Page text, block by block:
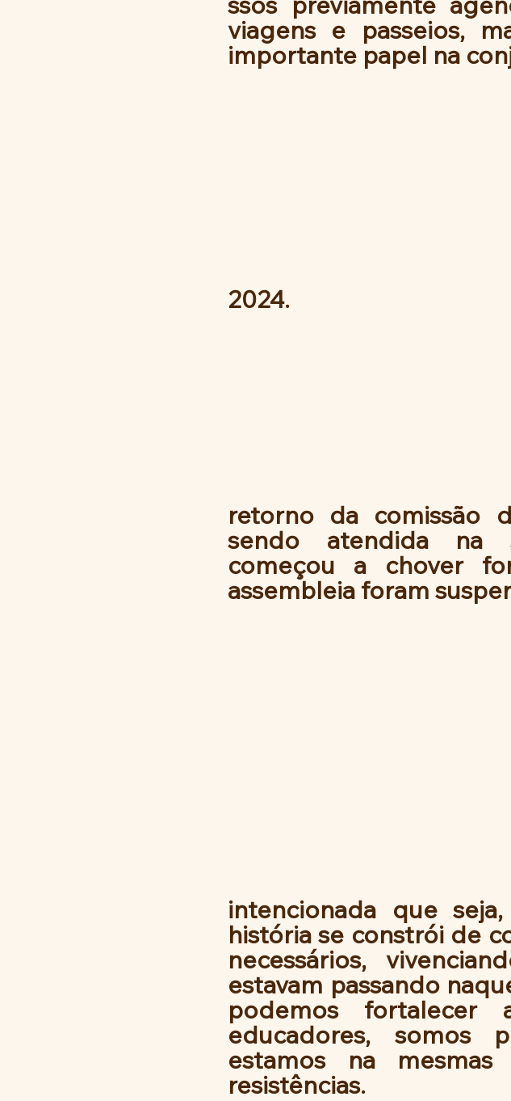
viagens e passeios,
importante papel na
2024.
retorno da comissão
sendo atendida na
começou a chover
assembleia foram
intencionada que
história se constrói de
necessários,
estavam passando
podemos
educadores, somos
estamos na
resistências.